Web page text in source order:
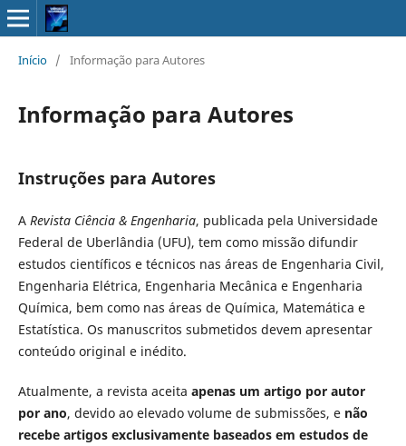
Início / Informação para Autores
Informação para Autores
Instruções para Autores
A Revista Ciência & Engenharia, publicada pela Universidade
Federal de Uberlândia (UFU), tem como missão difundir
estudos científicos e técnicos nas áreas de Engenharia Civil,
Engenharia Elétrica, Engenharia Mecânica e Engenharia
Química, bem como nas áreas de Química, Matemática e
Estatística. Os manuscritos submetidos devem apresentar
conteúdo original e inédito.
Atualmente, a revista aceita apenas um artigo por autor
por ano, devido ao elevado volume de submissões, e não
recebe artigos exclusivamente baseados em estudos de